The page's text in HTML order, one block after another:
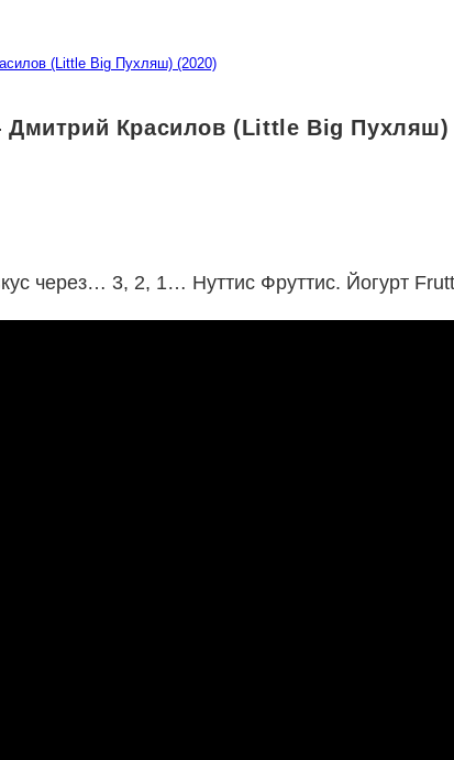
(Little Big Пухляш) (2020)
Красилов (Little Big Пухляш)
через… 3, 2, 1… Нуттис Фруттис. Йогурт